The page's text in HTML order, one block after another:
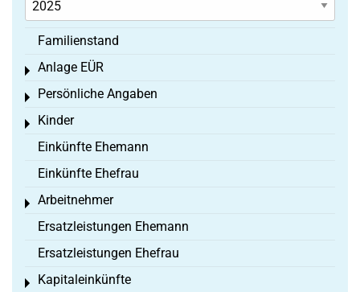
Familienstand
Anlage EÜR
Toggle menu
Persönliche Angaben
Toggle menu
Kinder
Toggle menu
Einkünfte Ehemann
Einkünfte Ehefrau
Arbeitnehmer
Toggle menu
Ersatzleistungen Ehemann
Ersatzleistungen Ehefrau
Kapitaleinkünfte
Toggle menu